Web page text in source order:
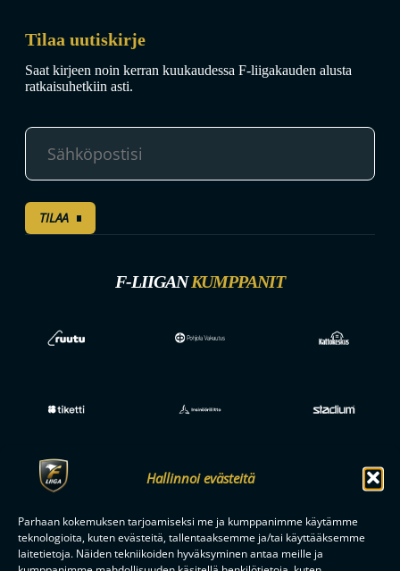
Hallinnoi evästeitä
Parhaan kokemuksen tarjoamiseksi me ja kumppanimme käytämme
teknologioita, kuten evästeitä, tallentaaksemme ja/tai käyttääksemme
laitetietoja. Näiden tekniikoiden hyväksyminen antaa meille ja
Tilaa uutiskirje
Saat kirjeen noin kerran kuukaudessa F-liigakauden alusta
ratkaisuhetkiin asti.
TILAA
F-LIIGANKUMPPANIT